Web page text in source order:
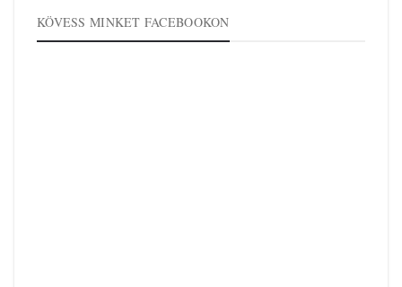
KÖVESS MINKET FACEBOOKON